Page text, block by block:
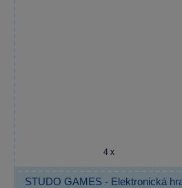
4 x
STUDO GAMES - Elektronická